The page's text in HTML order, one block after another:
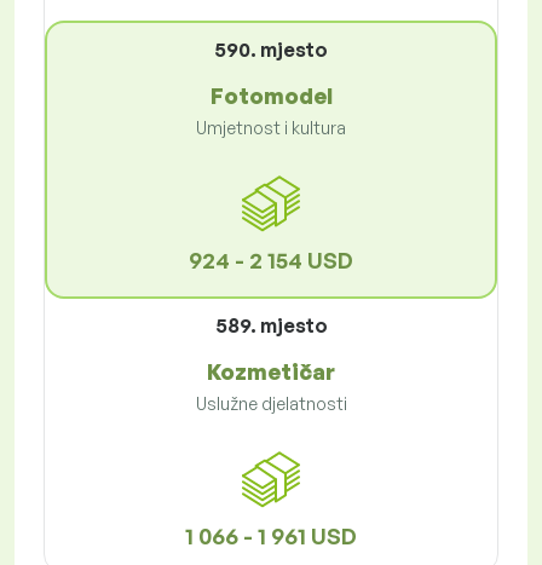
590. mjesto
Fotomodel
Umjetnost i kultura
924 - 2 154 USD
589. mjesto
Kozmetičar
Uslužne djelatnosti
1 066 - 1 961 USD